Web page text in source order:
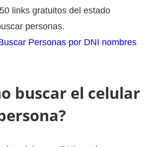
links gratuitos del estado
personas.
Personas por DNI nombres
buscar el celular